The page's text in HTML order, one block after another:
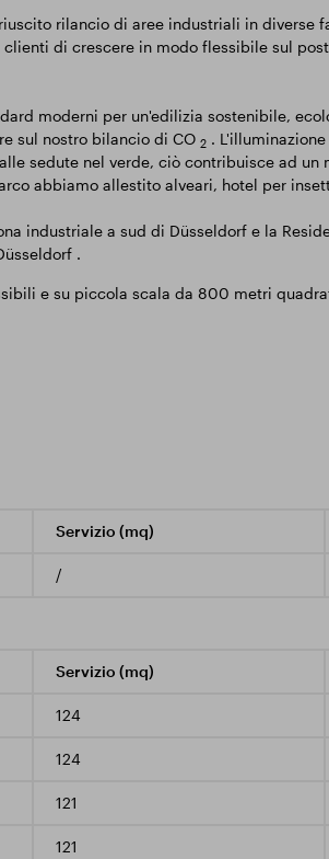
rilancio di aree industriali in diverse
di crescere in modo flessibile sul
moderni per un'edilizia sostenibile,
sul nostro bilancio di CO 2. L'illuminazione
sedute nel verde, ciò contribuisce ad
abbiamo allestito alveari, hotel per
industriale a sud di Düsseldorf e la
.
e su piccola scala da 800 metri
Servizio (mq)
/
Servizio (mq)
124
124
121
121